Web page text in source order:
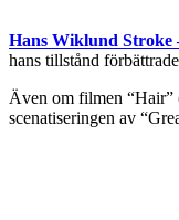
Hans Wiklund Stroke
hans tillstånd
Även om filmen “Hair”
scenatiseringen av